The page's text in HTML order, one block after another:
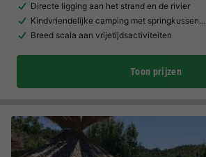
Directe ligging aan het strand en de rivier
Kindvriendelijke camping met springkussen…
Breed scala aan vrijetijdsactiviteiten
Toon prijzen